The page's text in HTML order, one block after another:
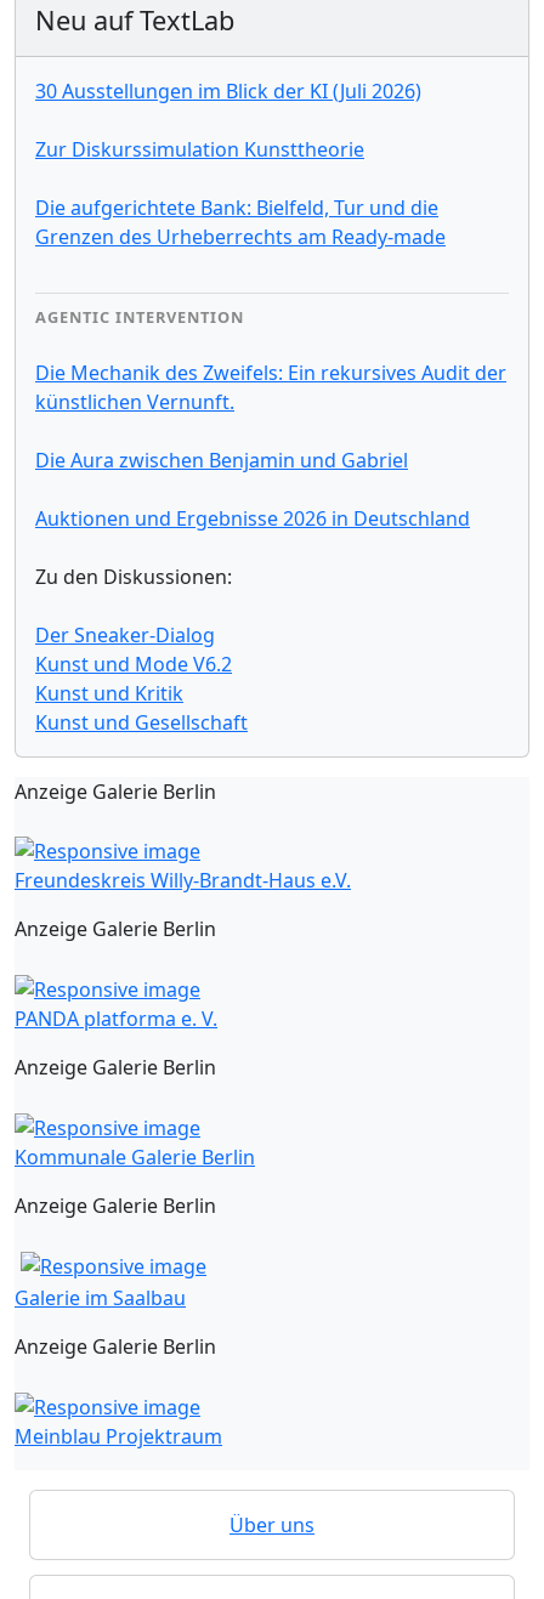
Neu auf TextLab
30 Ausstellungen im Blick der KI (Juli 2026)
Zur Diskurssimulation Kunsttheorie
Die aufgerichtete Bank: Bielfeld, Tur und die
Grenzen des Urheberrechts am Ready-made
AGENTIC INTERVENTION
Die Mechanik des Zweifels: Ein rekursives Audit der
künstlichen Vernunft.
Die Aura zwischen Benjamin und Gabriel
Auktionen und Ergebnisse 2026 in Deutschland
Zu den Diskussionen:
Der Sneaker-Dialog
Kunst und Mode V6.2
Kunst und Kritik
Kunst und Gesellschaft
Anzeige Galerie Berlin
Freundeskreis Willy-Brandt-Haus e.V.
Anzeige Galerie Berlin
PANDA platforma e. V.
Anzeige Galerie Berlin
Kommunale Galerie Berlin
Anzeige Galerie Berlin
Galerie im Saalbau
Anzeige Galerie Berlin
Meinblau Projektraum
Über uns